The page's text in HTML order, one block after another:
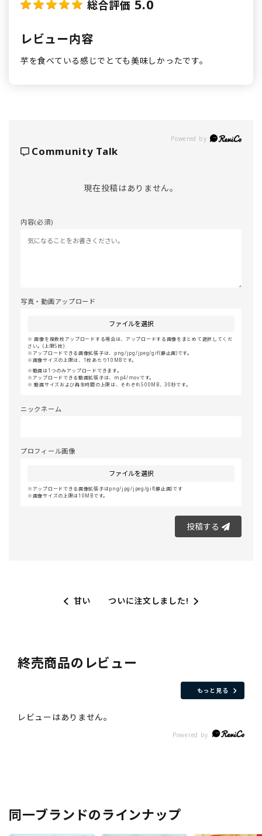
総合評価 5.0
レビュー内容
芋を食べている感じでとても美味しかったです。
Powered by
Community Talk
現在投稿はありません。
内容(必須)
写真・動画アップロード
ファイルを選択
画像を複数枚アップロードする場合は、アップロードする画像をまとめて選択してくだ
さい。(上限5枚)
アップロードできる画像拡張子は、png/jpg/jpeg/gif(静止画)です。
画像サイズの上限は、1枚あたり10MBです。
動画は1つのみアップロードできます。
アップロードできる動画拡張子は、mp4/movです。
動画サイズおよび再生時間の上限は、それぞれ500MB、30秒です。
ニックネーム
プロフィール画像
ファイルを選択
アップロードできる画像拡張子はpng/jpg/jpeg/gif(静止画)です
画像サイズの上限は10MBです。
投稿する
甘い ついに注文しました!
終売商品のレビュー
もっと見る
同一ブランドのラインナップ